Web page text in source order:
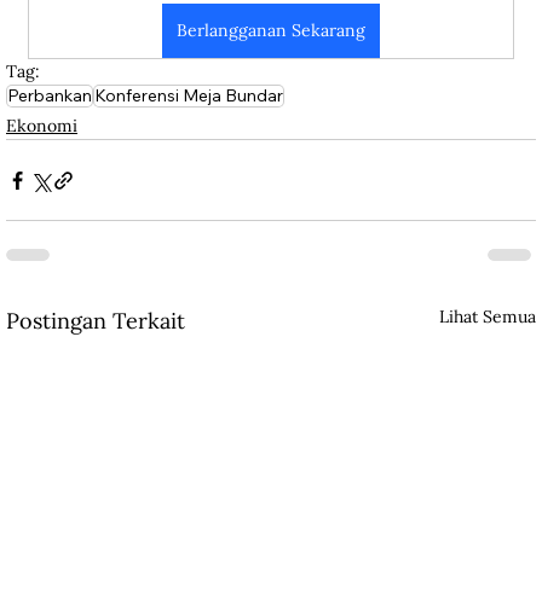
Berlangganan Sekarang
Tag:
PerbankanKonferensi Meja Bundar
Ekonomi
Postingan Terkait Lihat Semua